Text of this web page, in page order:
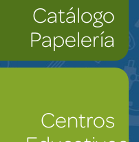
Catálogo
Papelería
Centros